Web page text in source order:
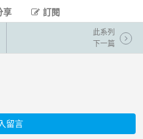
享 訂閱
此系列
下一篇
留言